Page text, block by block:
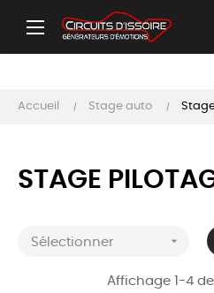
Basculer
☰
Accueil Stage auto
STAGE
Sélectionner 
Affichage 1-4